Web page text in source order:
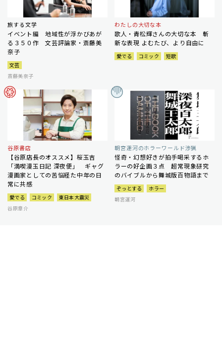
旅する文学
イベント編 地域性が浮かびあが
る３５０作 文芸評論家・斎藤美
奈子
文芸
斎藤美奈子
わたしの大切な本
歌人・青松輝さんの大切な本 斬
新な表現 よむたび、より自由に
愛でる コミック 短歌
谷原書店
【谷原店長のオススメ】桜玉吉
「満喫漫玉日記 深夜便」 ギャグ
漫画家としての苦悩経た中年の日
常に共感
愛でる コミック
東日本大震災
谷原章介
朝宮運河のホラーワールド渉猟
怪奇・幻想好きが拍手喝采するホ
ラーの好企画３点 超常現象研究
のバイブルから舞城版百物語まで
ぞっとする
ホラー
朝宮運河